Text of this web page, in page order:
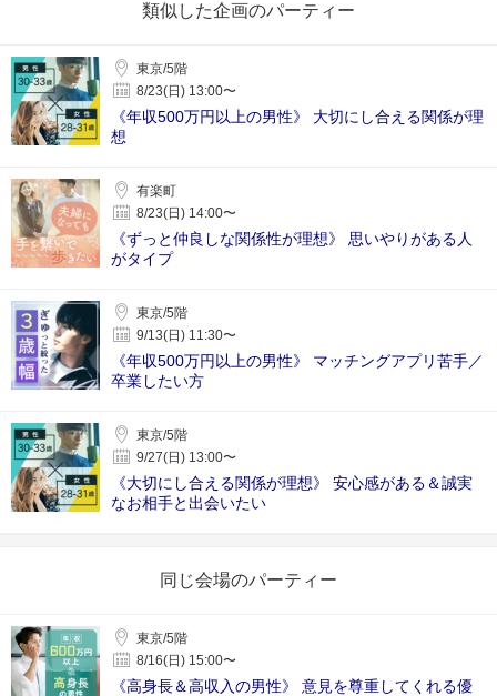
類似した企画のパーティー
東京/5階
8/23(日) 13:00〜
《年収500万円以上の男性》 大切にし合える関係が理
想
有楽町
8/23(日) 14:00〜
《ずっと仲良しな関係性が理想》 思いやりがある人
がタイプ
東京/5階
9/13(日) 11:30〜
《年収500万円以上の男性》 マッチングアプリ苦手／
卒業したい方
東京/5階
9/27(日) 13:00〜
《大切にし合える関係が理想》 安心感がある＆誠実
なお相手と出会いたい
同じ会場のパーティー
東京/5階
8/16(日) 15:00〜
《高身長＆高収入の男性》 意見を尊重してくれる優